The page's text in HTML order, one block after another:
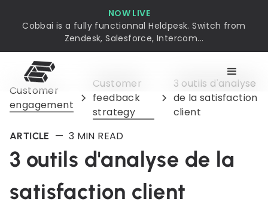
NOW LIVE
Cobbai is a fully functionnal Heldpesk. Switch from
Zendesk, Salesforce, Intercom...
Customer
engagement
Customer
feedback
strategy
3 outils d'analyse
de la satisfaction
client
ARTICLE — 3 MIN READ
3 outils d'analyse de la
satisfaction client